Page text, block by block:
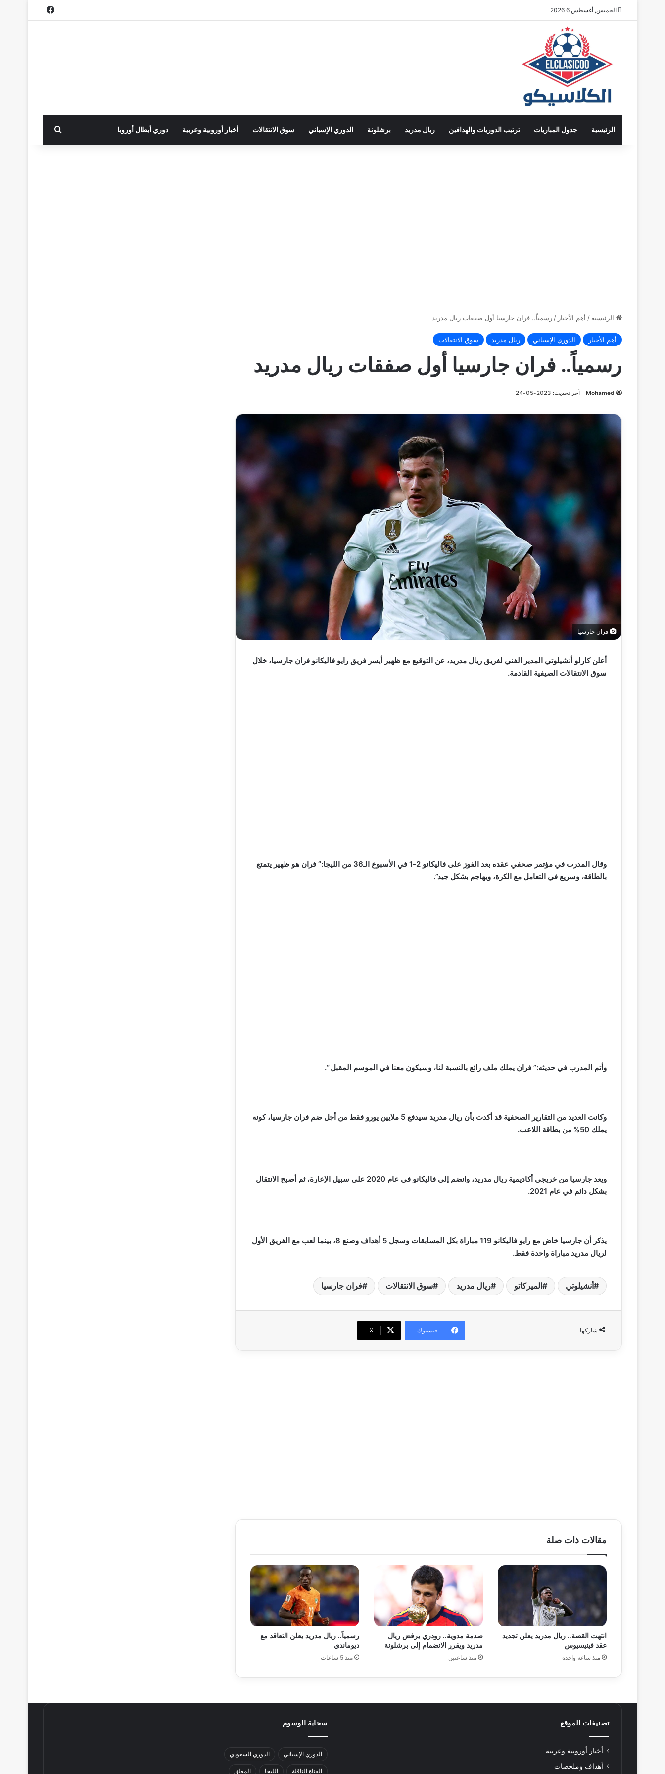
الخميس, أغسطس 6 2026 فيسبوك
الرئيسية جدول المباريات ترتيب الدوريات والهدافين ريال مدريد برشلونة الدوري الإسباني سوق الانتقالات أخبار أوروبية وعربية دوري أبطال أوروبا بحث عن
الرئيسية / أهم الأخبار / رسمياً.. فران جارسيا أول صفقات ريال مدريد
أهم الأخبار الدوري الإسباني ريال مدريد سوق الانتقالات
رسمياً.. فران جارسيا أول صفقات ريال مدريد
Mohamed آخر تحديث: 2023-05-24
فران جارسيا
أعلن كارلو أنشيلوتي المدير الفني لفريق ريال مدريد، عن التوقيع مع ظهير أيسر فريق رايو فاليكانو فران جارسيا، خلال
سوق الانتقالات الصيفية القادمة.
وقال المدرب في مؤتمر صحفي عقده بعد الفوز على فاليكانو 2-1 في الأسبوع الـ36 من الليجا:” فران هو ظهير يتمتع
بالطاقة، وسريع في التعامل مع الكرة، ويهاجم بشكل جيد”.
وأتم المدرب في حديثه:” فران يملك ملف رائع بالنسبة لنا، وسيكون معنا في الموسم المقبل “.
وكانت العديد من التقارير الصحفية قد أكدت بأن ريال مدريد سيدفع 5 ملايين يورو فقط من أجل ضم فران جارسيا، كونه
يملك 50% من بطاقة اللاعب.
ويعد جارسيا من خريجي أكاديمية ريال مدريد، وانضم إلى فاليكانو في عام 2020 على سبيل الإعارة، ثم أصبح الانتقال
بشكل دائم في عام 2021.
يذكر أن جارسيا خاض مع رايو فاليكانو 119 مباراة بكل المسابقات وسجل 5 أهداف وصنع 8، بينما لعب مع الفريق الأول
لريال مدريد مباراة واحدة فقط.
أنشيلوتي الميركاتو ريال مدريد سوق الانتقالات فران جارسيا
شاركها فيسبوك ‫X
مقالات ذات صلة
انتهت القصة.. ريال مدريد يعلن تجديد
عقد فينيسيوس
منذ ساعة واحدة
صدمة مدوية.. رودري يرفض ريال
مدريد ويقرر الانضمام إلى برشلونة
منذ ساعتين
رسمياً.. ريال مدريد يعلن التعاقد مع
ديوماندي
منذ 5 ساعات
تصنيفات الموقع
أخبار أوروبية وعربية
أهداف وملخصات
سحابة الوسوم
الدوري الإسباني الدوري السعودي
القناة الناقلة الليجا المعلق